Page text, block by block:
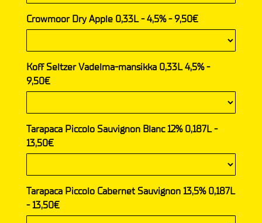
Crowmoor Dry Apple 0,33L - 4,5% - 9,50€
Koff Seltzer Vadelma-mansikka 0,33L 4,5% -
9,50€
Tarapaca Piccolo Sauvignon Blanc 12% 0,187L -
13,50€
Tarapaca Piccolo Cabernet Sauvignon 13,5% 0,187L
- 13,50€